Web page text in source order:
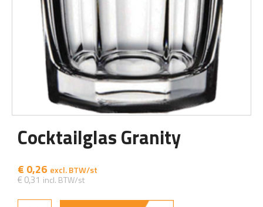
Cocktailglas Granity
€ 0,26
€ 0,31